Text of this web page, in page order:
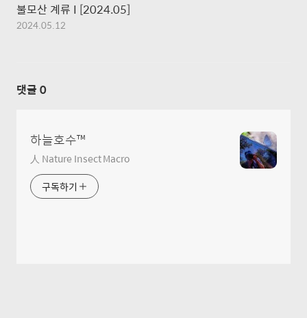
불모산 계류 I [2024.05]
2024.05.12
댓글 0
하늘호수™
人 Nature Insect Macro
구독하기